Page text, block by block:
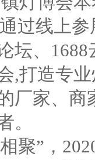
过线上
坛、
,打造专
厂家、
。